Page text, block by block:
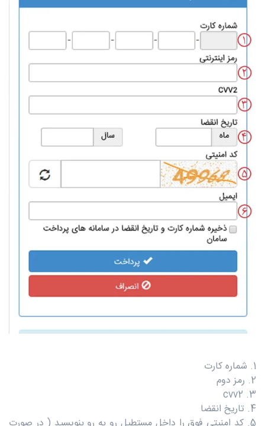
1. شماره کارت
2. رمز دوم
3. cvv2
4. تاریخ انقضا